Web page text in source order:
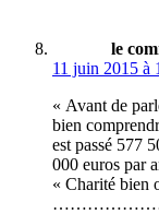
le
11 juin 2015 à
« Avant de
bien
est passé 577
000 euros par
« Charité bien